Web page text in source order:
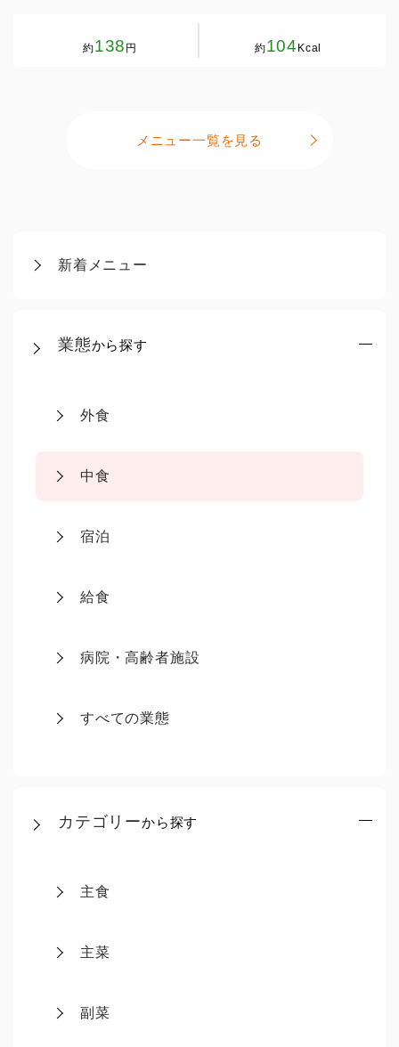
新着メニュー
業態から探す
外食
中食
宿泊
給食
病院・高齢者施設
すべての業態
カテゴリーから探す
主食
主菜
副菜
約138 円 約104 Kcal
メニュー一覧を見る